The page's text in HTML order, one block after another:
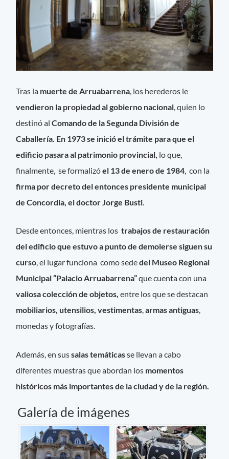
Tras la muerte de Arruabarrena, los herederos le
vendieron la propiedad al gobierno nacional, quien lo
destinó alComando de la Segunda División de
Caballería. En 1973 se inició el trámite para que el
edificio pasara al patrimonio provincial, lo que,
finalmente, se formalizóel 13 de enero de 1984, con la
firma por decreto del entonces presidente municipal
de Concordia, el doctor Jorge Busti.
Desde entonces, mientras lostrabajos de restauración
del edificio que estuvo a punto de demolerse siguen su
curso, el lugar funciona como sededel Museo Regional
Municipal “Palacio Arruabarrena”que cuenta con una
valiosa colección de objetos,entre los que se destacan
mobiliarios, utensilios, vestimentas,armas antiguas,
monedas y fotografías.
Además, en sussalas temáticasse llevan a cabo
diferentes muestras que abordan los momentos
históricos más importantes de la ciudad y de la región.
Galería de imágenes